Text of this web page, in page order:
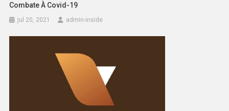
Combate À Covid-19
jul 20, 2021 admin-inside